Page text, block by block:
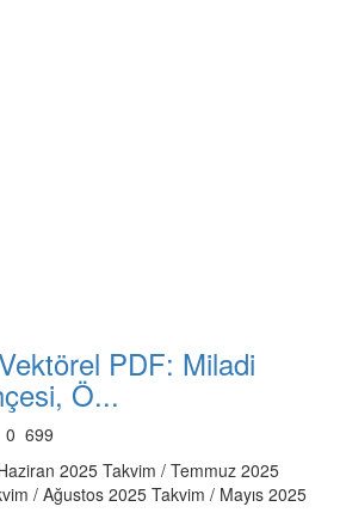
PDF: Miladi
Ö...
0 699
2025 Takvim / Temmuz 2025
/ Ağustos 2025 Takvim / Mayıs 2025